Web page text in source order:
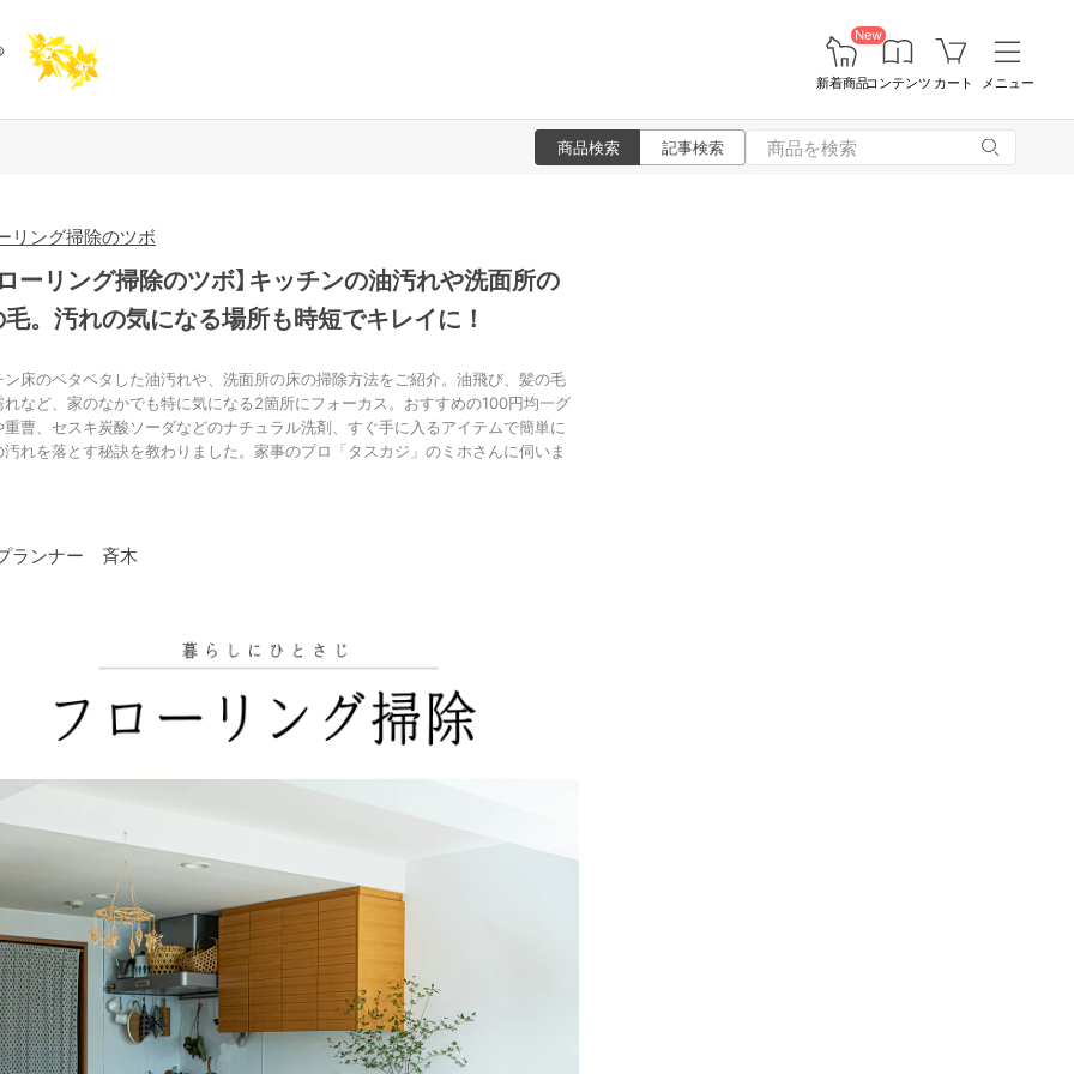
New
新着商品コンテンツ カート メニュー
商品検索 記事検索
リング掃除のツボ
ーリング掃除のツボ】キッチンの油汚れや洗面所の
。汚れの気になる場所も時短でキレイに！
ン床のベタベタした油汚れや、洗面所の床の掃除方法をご紹介。油飛び、髪の毛
れなど、家のなかでも特に気になる2箇所にフォーカス。おすすめの100円均一グ
重曹、セスキ炭酸ソーダなどのナチュラル洗剤、すぐ手に入るアイテムで簡単に
汚れを落とす秘訣を教わりました。家事のプロ「タスカジ」のミホさんに伺いま
ランナー 斉木